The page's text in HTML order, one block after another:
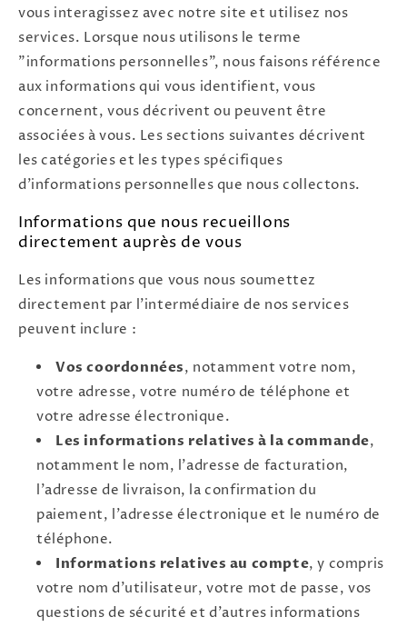
vous interagissez avec notre site et utilisez nos
services. Lorsque nous utilisons le terme
"informations personnelles", nous faisons référence
aux informations qui vous identifient, vous
concernent, vous décrivent ou peuvent être
associées à vous. Les sections suivantes décrivent
les catégories et les types spécifiques
d'informations personnelles que nous collectons.
Informations que nous recueillons
directement auprès de vous
Les informations que vous nous soumettez
directement par l'intermédiaire de nos services
peuvent inclure :
Vos coordonnées, notamment votre nom,
votre adresse, votre numéro de téléphone et
votre adresse électronique.
Les informations relatives à la commande,
notamment le nom, l'adresse de facturation,
l'adresse de livraison, la confirmation du
paiement, l'adresse électronique et le numéro de
téléphone.
Informations relatives au compte, y compris
votre nom d'utilisateur, votre mot de passe, vos
questions de sécurité et d'autres informations